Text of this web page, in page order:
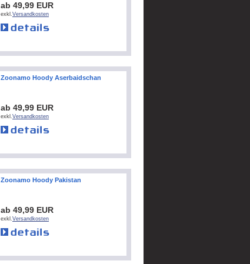
ab 49,99 EUR
exkl.Versandkosten
Zoonamo Hoody Aserbaidschan
ab 49,99 EUR
exkl.Versandkosten
Zoonamo Hoody Pakistan
ab 49,99 EUR
exkl.Versandkosten